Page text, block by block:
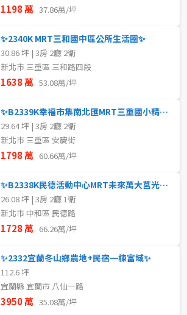
1198 萬 37.86萬/坪
✨2340K MRT三和國中區公所生活圈✨
30.86 坪 | 3房 2廳 2衛
新北市 三重區 三和路四段
1638 萬 53.08萬/坪
✨B2339K幸福市集南北匯MRT三重國小精裝✨
29.64 坪 | 3房 2廳 2衛
新北市 三重區 安慶街
1798 萬 60.66萬/坪
✨B2338K民德活動中心MRT未來萬大莒光站✨
26.08 坪 | 3房 2廳 1衛
新北市 中和區 民德路
1728 萬 66.26萬/坪
✨2332宜蘭冬山鄉農地+民宿一棟富域✨
112.6 坪
宜蘭縣 宜蘭市 八仙一路
3950 萬 35.08萬/坪